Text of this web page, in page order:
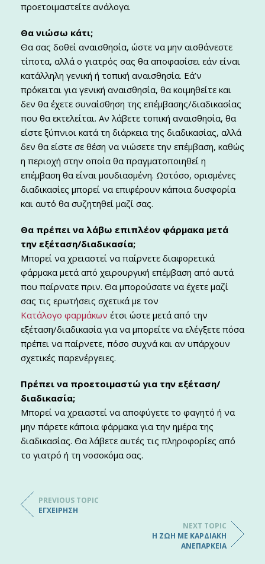
προετοιμαστείτε ανάλογα.
Θα νιώσω κάτι;
Θα σας δοθεί αναισθησία, ώστε να μην αισθάνεστε
τίποτα, αλλά ο γιατρός σας θα αποφασίσει εάν είναι
κατάλληλη γενική ή τοπική αναισθησία. Εά’ν
πρόκειται για γενική αναισθησία, θα κοιμηθείτε και
δεν θα έχετε συναίσθηση της επέμβασης/διαδικασίας
που θα εκτελείται. Αν λάβετε τοπική αναισθησία, θα
είστε ξύπνιοι κατά τη διάρκεια της διαδικασίας, αλλά
δεν θα είστε σε θέση να νιώσετε την επέμβαση, καθώς
η περιοχή στην οποία θα πραγματοποιηθεί η
επέμβαση θα είναι μουδιασμένη. Ωστόσο, ορισμένες
διαδικασίες μπορεί να επιφέρουν κάποια δυσφορία
και αυτό θα συζητηθεί μαζί σας.
Θα πρέπει να λάβω επιπλέον φάρμακα μετά
την εξέταση/διαδικασία;
Μπορεί να χρειαστεί να παίρνετε διαφορετικά
φάρμακα μετά από χειρουργική επέμβαση από αυτά
που παίρνατε πριν. Θα μπορούσατε να έχετε μαζί
σας τις ερωτήσεις σχετικά με τον
Κατάλογο φαρμάκων έτσι ώστε μετά από την
εξέταση/διαδικασία για να μπορείτε να ελέγξετε πόσα
πρέπει να παίρνετε, πόσο συχνά και αν υπάρχουν
σχετικές παρενέργειες.
Πρέπει να προετοιμαστώ για την εξέταση/
διαδικασία;
Μπορεί να χρειαστεί να αποφύγετε το φαγητό ή να
μην πάρετε κάποια φάρμακα για την ημέρα της
διαδικασίας. Θα λάβετε αυτές τις πληροφορίες από
το γιατρό ή τη νοσοκόμα σας.
PREVIOUS TOPIC
ΕΓΧΕΊΡΗΣΗ
NEXT TOPIC
Η ΖΩΉ ΜΕ ΚΑΡΔΙΑΚΉ
ΑΝΕΠΆΡΚΕΙΑ